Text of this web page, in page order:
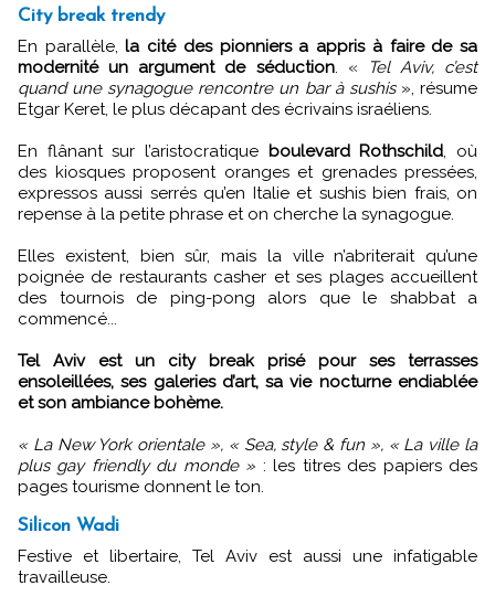
City break trendy
En parallèle, la cité des pionniers a appris à faire de sa
modernité un argument de séduction. «
Tel Aviv, c’est
quand une synagogue rencontre un bar à sushis», résume
Etgar Keret, le plus décapant des écrivains israéliens.
En flânant sur l’aristocratique boulevard Rothschild , où
des kiosques proposent oranges et grenades pressées,
expressos aussi serrés qu’en Italie et sushis bien frais, on
repense à la petite phrase et on cherche la synagogue.
Elles existent, bien sûr, mais la ville n’abriterait qu’une
poignée de restaurants casher et ses plages accueillent
des tournois de ping-pong alors que le shabbat a
commencé...
Tel Aviv est un city break prisé pour ses terrasses
ensoleillées, ses galeries d’art, sa vie nocturne endiablée
et son ambiance bohème.
« La New York orientale », « Sea, style & fun », « La ville la
plus gay friendly du monde » : les titres des papiers des
pages tourisme donnent le ton.
Silicon Wadi
Festive et libertaire, Tel Aviv est aussi une infatigable
travailleuse.